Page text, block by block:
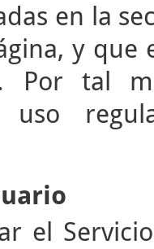
en la
y que
Por tal
uso
el